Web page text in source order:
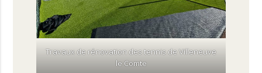
Travaux de rénovation des tennis de Villeneuve
le Comte